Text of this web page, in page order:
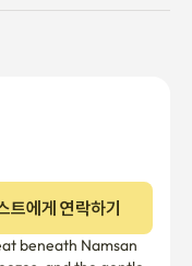
트에게 연락하기
beneath Namsan